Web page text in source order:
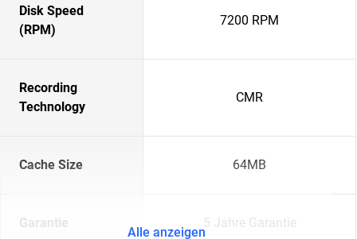
Disk Speed
(RPM)
7200 RPM
Recording
Technology
CMR
Cache Size 64MB
Garantie 5 Jahre Garantie
Alle anzeigen